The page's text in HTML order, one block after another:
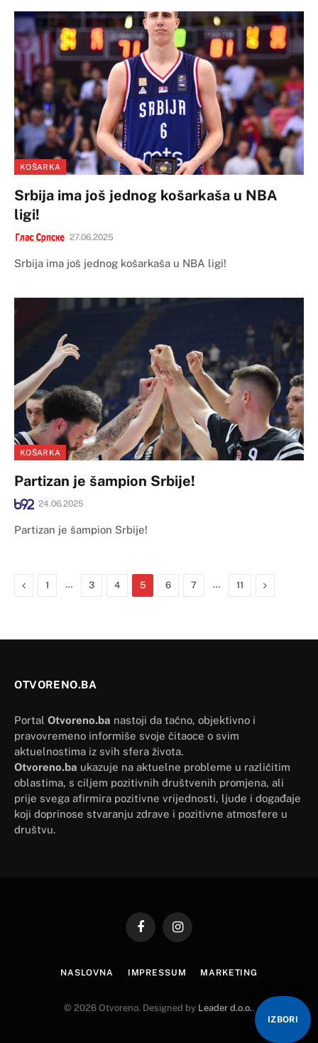
KOŠARKA
Srbija ima još jednog košarkaša u NBA
ligi!
27.06.2025
Srbija ima još jednog košarkaša u NBA ligi!
KOŠARKA
Partizan je šampion Srbije!
24.06.2025
Partizan je šampion Srbije!
Previous
1 … 3 4 5 6 7 … 11 Next
OTVORENO.BA
Portal Otvoreno.ba nastoji da tačno, objektivno i
pravovremeno informiše svoje čitaoce o svim
aktuelnostima iz svih sfera života.
Otvoreno.ba ukazuje na aktuelne probleme u različitim
oblastima, s ciljem pozitivnih društvenih promjena, ali
prije svega afirmira pozitivne vrijednosti, ljude i događaje
koji doprinose stvaranju zdrave i pozitivne atmosfere u
društvu.
FacebookInstagram
NASLOVNA IMPRESSUM MARKETING
© 2026 Otvoreno. Designed by Leader d.o.o..
IZBORI